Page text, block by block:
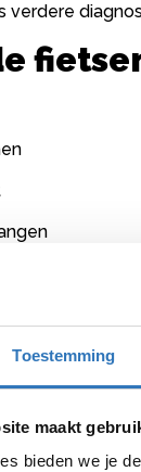
Toestemming
maakt
bieden we je
verdere
oplossen
de
geregistreerd